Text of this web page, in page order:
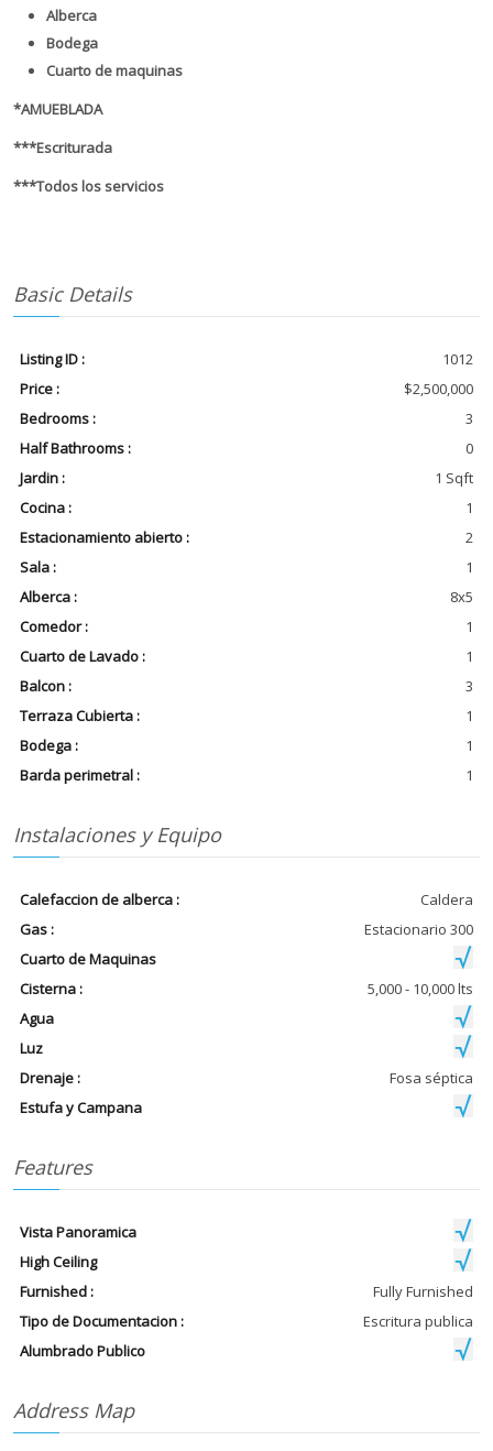
Alberca
Bodega
Cuarto de maquinas
*AMUEBLADA
***Escriturada
***Todos los servicios
Basic Details
Listing ID :
1012
Price :
$2,500,000
Bedrooms :
3
Half Bathrooms :
0
Jardin :
1 Sqft
Cocina :
1
Estacionamiento abierto :
2
Sala :
1
Alberca :
8x5
Comedor :
1
Cuarto de Lavado :
1
Balcon :
3
Terraza Cubierta :
1
Bodega :
1
Barda perimetral :
1
Instalaciones y Equipo
Calefaccion de alberca :
Caldera
Gas :
Estacionario 300
Cuarto de Maquinas
Cisterna :
5,000 - 10,000 lts
Agua
Luz
Drenaje :
Fosa séptica
Estufa y Campana
Features
Vista Panoramica
High Ceiling
Furnished :
Fully Furnished
Tipo de Documentacion :
Escritura publica
Alumbrado Publico
Address Map